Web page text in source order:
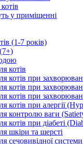
у приміщенні
(1-7 років)
котів
котів при
котів при
котів при
котів при алергії
контролю ваги
котів при діабеті
шкіри та шерсті
сечовивідної